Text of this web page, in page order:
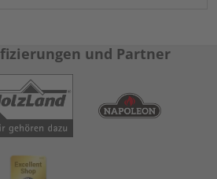
und Partner